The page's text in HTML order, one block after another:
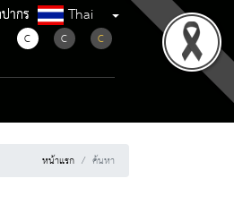
ากร
ากร Thai
C C C
หน้าแรก ค้นหา